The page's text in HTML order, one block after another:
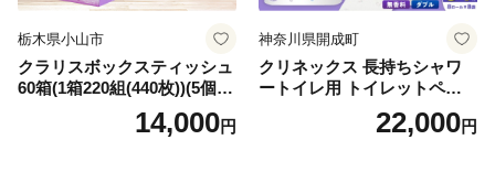
栃木県小山市
クラリスボックスティッシュ
60箱(1箱220組(440枚))(5個入
り×12セット)【1256759】
14,000円
神奈川県開成町
クリネックス 長持ちシャワ
ートイレ用 トイレットペー
パー（ダブル）64ロール(8ロ
ール×8パック) 開成町 トイレ
22,000円